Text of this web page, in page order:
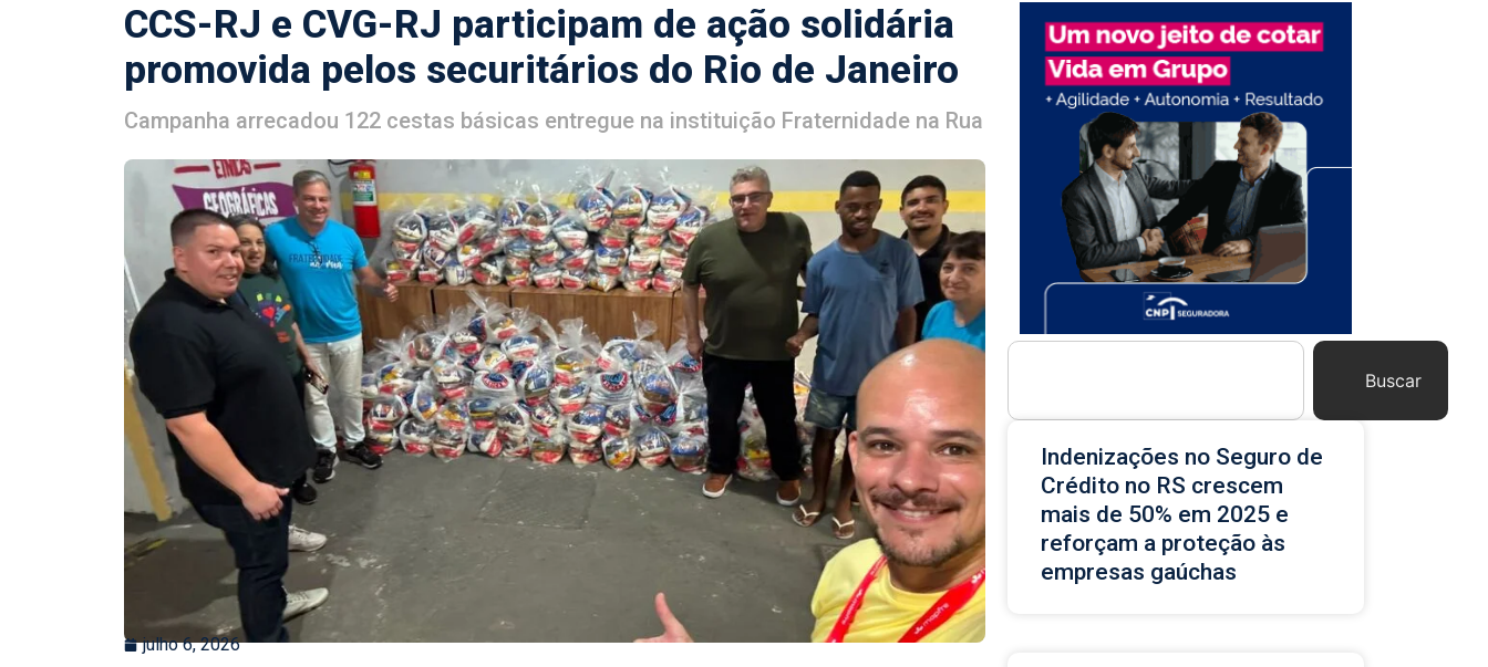
CCS-RJ e CVG-RJ participam de ação solidária
promovida pelos securitários do Rio de Janeiro
Campanha arrecadou 122 cestas básicas entregue na instituição Fraternidade na Rua
julho 6, 2026
Buscar
Indenizações no Seguro de
Crédito no RS crescem
mais de 50% em 2025 e
reforçam a proteção às
empresas gaúchas